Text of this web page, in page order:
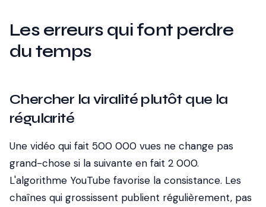
Les erreurs qui font perdre
du temps
Chercher la viralité plutôt que la
régularité
Une vidéo qui fait 500 000 vues ne change pas
grand-chose si la suivante en fait 2 000.
L'algorithme YouTube favorise la consistance. Les
chaînes qui grossissent publient régulièrement, pas